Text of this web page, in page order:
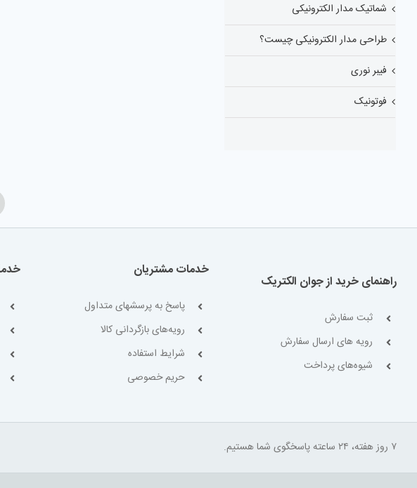
شماتیک مدار الکترونیکی
طراحی مدار الکترونیکی چیست؟
فیبر نوری
فوتونیک
راهنمای خرید از جوان الکتریک
ثبت سفارش
رویه های ارسال سفارش
شیوه‌های پرداخت
خدمات مشتریان
پاسخ به پرسشهای متداول
رویه‌های بازگردانی کالا
شرایط استفاده
حریم خصوصی
۷ روز هفته، ۲۴ ساعته پاسخگوی شما هستیم.